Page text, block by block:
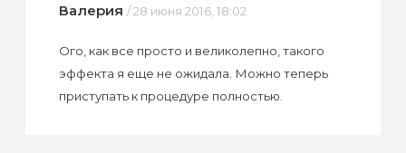
Валерия / 28 июня 2016, 18:02
Ого, как все просто и великолепно, такого
эффекта я еще не ожидала. Можно теперь
приступать к процедуре полностью.